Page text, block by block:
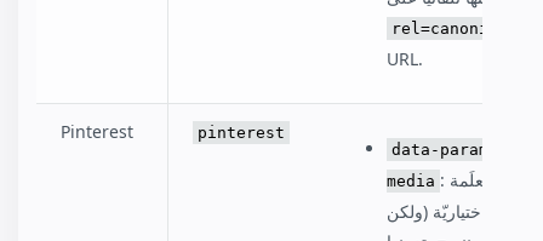
rel=canonical
URL.
Pinterest
pinterest
data-param-
media : معلَمة
اختياريّة (ولكن